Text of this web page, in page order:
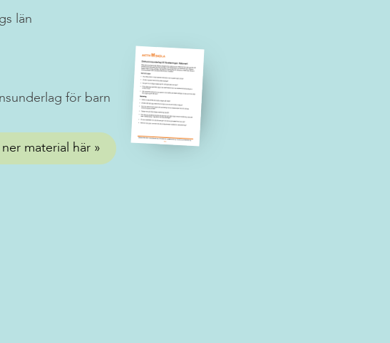
län
för barn
ner material här